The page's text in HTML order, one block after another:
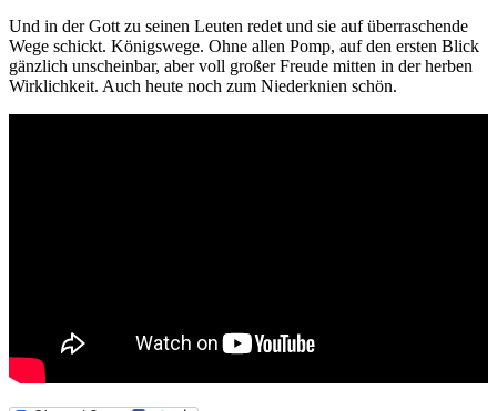
Und in der Gott zu seinen Leuten redet und sie auf überraschende
Wege schickt. Königswege. Ohne allen Pomp, auf den ersten Blick
gänzlich unscheinbar, aber voll großer Freude mitten in der herben
Wirklichkeit. Auch heute noch zum Niederknien schön.